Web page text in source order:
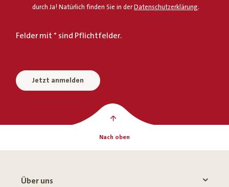
durch Ja! Natürlich finden Sie in derDatenschutzerklärung.
Felder mit * sind Pflichtfelder.
Jetzt anmelden
Nach oben
Über uns